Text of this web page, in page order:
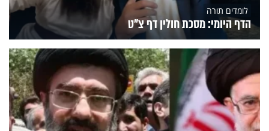
לומדים תורה
הדף היומי: מסכת חולין דף צ"ט